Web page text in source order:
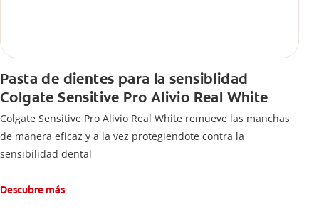
Pasta de dientes para la sensiblidad
Colgate Sensitive Pro Alivio Real White
Colgate Sensitive Pro Alivio Real White remueve las manchas
de manera eficaz y a la vez protegiendote contra la
sensibilidad dental
Descubre más